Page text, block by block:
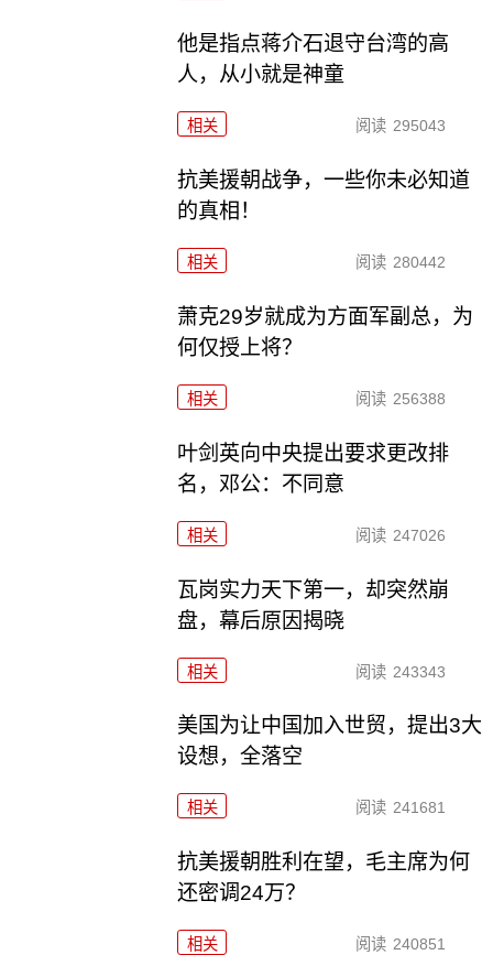
他是指点蒋介石退守台湾的高
人，从小就是神童
相关 阅读 295043
抗美援朝战争，一些你未必知道
的真相！
相关 阅读 280442
萧克29岁就成为方面军副总，为
何仅授上将？
相关 阅读 256388
叶剑英向中央提出要求更改排
名，邓公：不同意
相关 阅读 247026
瓦岗实力天下第一，却突然崩
盘，幕后原因揭晓
相关 阅读 243343
美国为让中国加入世贸，提出3大
设想，全落空
相关 阅读 241681
抗美援朝胜利在望，毛主席为何
还密调24万？
相关 阅读 240851